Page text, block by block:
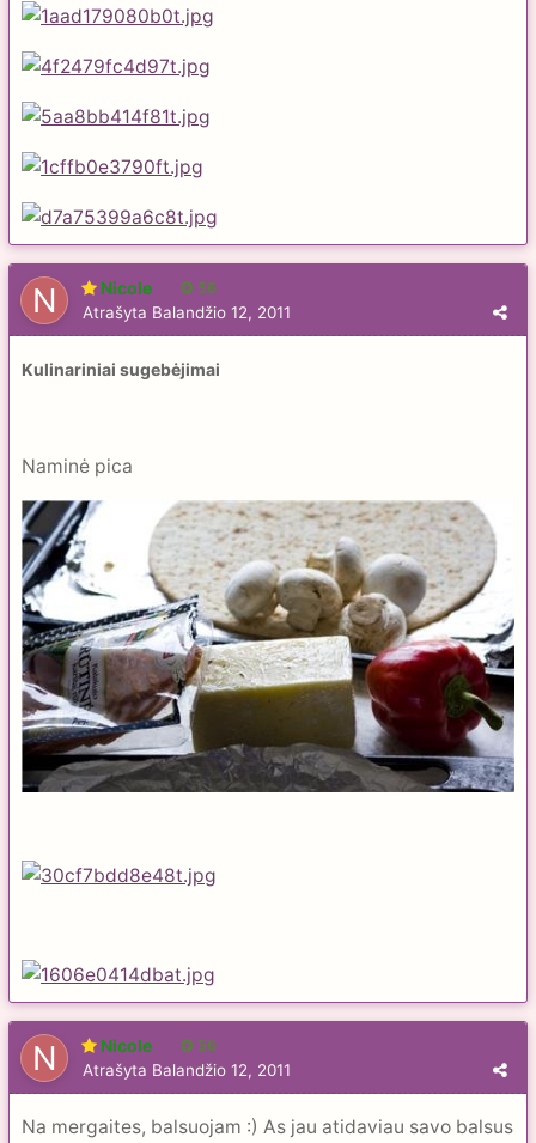
Nicole 56
Atrašyta Balandžio 12, 2011
Kulinariniai sugebėjimai
Naminė pica
Nicole 56
Atrašyta Balandžio 12, 2011
Na mergaites, balsuojam :) As jau atidaviau savo balsus